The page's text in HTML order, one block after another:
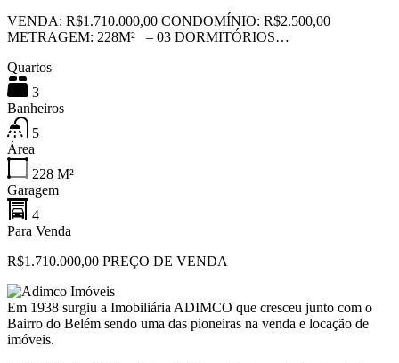
VENDA: R$1.710.000,00 CONDOMÍNIO: R$2.500,00
METRAGEM: 228M² – 03 DORMITÓRIOS…
Quartos
3
Banheiros
5
Área
228 M²
Garagem
4
Para Venda
R$1.710.000,00 PREÇO DE VENDA
Em 1938 surgiu a Imobiliária ADIMCO que cresceu junto com o
Bairro do Belém sendo uma das pioneiras na venda e locação de
imóveis.